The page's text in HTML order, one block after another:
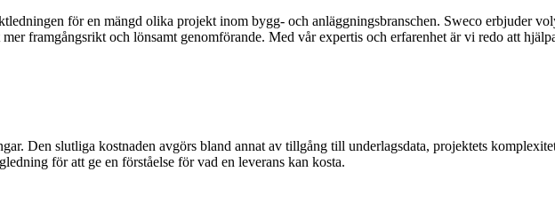
för en mängd olika projekt inom bygg- och anläggningsbranschen. Sweco erbjuder
framgångsrikt och lönsamt genomförande. Med vår expertis och erfarenhet är vi redo att
Den slutliga kostnaden avgörs bland annat av tillgång till underlagsdata, projektets
för att ge en förståelse för vad en leverans kan kosta.